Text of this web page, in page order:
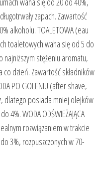
zapach. Zawartość
alkoholu. TOALETOWA (eau
toaletowych waha się od 5 do
najniższym stężeniu aromatu,
dzień. Zawartość składników
PO GOLENIU (after shave,
dlatego posiada mniej olejków
WODA ODŚWIEŻAJĄCA
rozwiązaniem w trakcie
3%, rozpuszczonych w 70-